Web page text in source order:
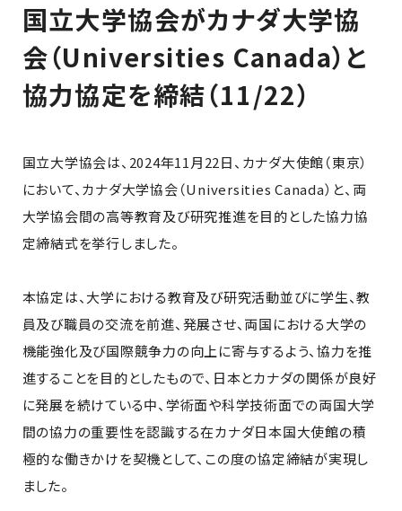
国立大学協会がカナダ大学協
会（Universities Canada）と
協力協定を締結（11/22）
国立大学協会は、2024年11月22日、カナダ大使館（東京）
において、カナダ大学協会（Universities Canada）と、両
大学協会間の高等教育及び研究推進を目的とした協力協
定締結式を挙行しました。
本協定は、大学における教育及び研究活動並びに学生、教
員及び職員の交流を前進、発展させ、両国における大学の
機能強化及び国際競争力の向上に寄与するよう、協力を推
進することを目的としたもので、日本とカナダの関係が良好
に発展を続けている中、学術面や科学技術面での両国大学
間の協力の重要性を認識する在カナダ日本国大使館の積
極的な働きかけを契機として、この度の協定締結が実現し
ました。